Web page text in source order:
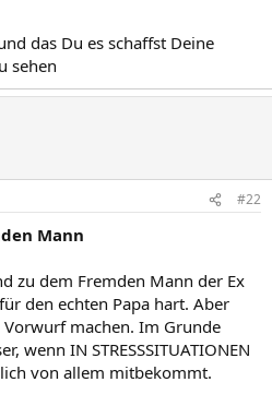
das Du es schaffst Deine
sehen
#22
Mann
zu dem Fremden Mann der Ex
den echten Papa hart. Aber
machen. Im Grunde
wenn IN STRESSSITUATIONEN
von allem mitbekommt.